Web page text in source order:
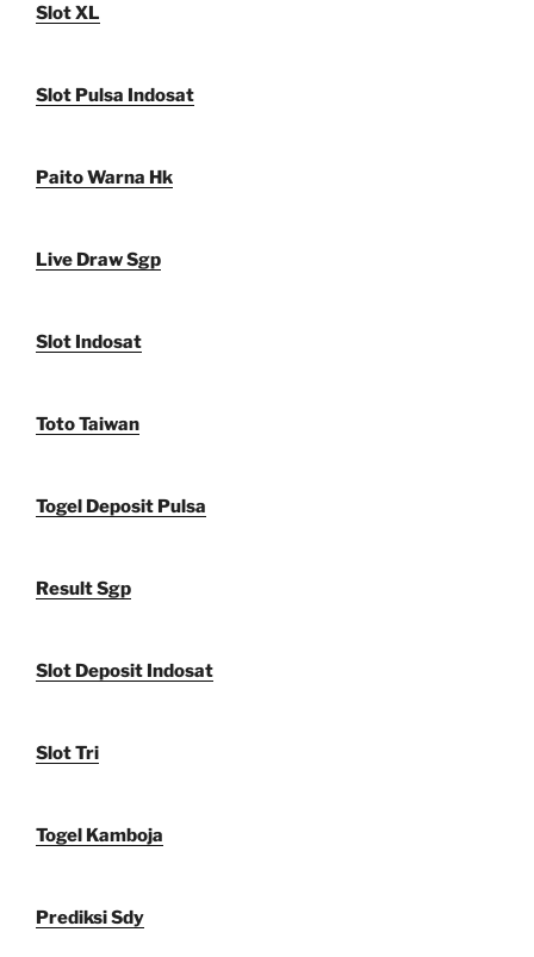
Slot XL
Slot Pulsa Indosat
Paito Warna Hk
Live Draw Sgp
Slot Indosat
Toto Taiwan
Togel Deposit Pulsa
Result Sgp
Slot Deposit Indosat
Slot Tri
Togel Kamboja
Prediksi Sdy